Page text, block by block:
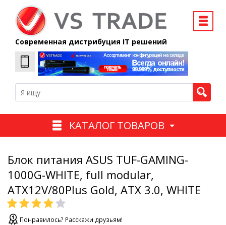
Современная дистрибуция IT решений
КАТАЛОГ ТОВАРОВ
Блок питания ASUS TUF-GAMING-
1000G-WHITE, full modular,
ATX12V/80Plus Gold, ATX 3.0, WHITE
Понравилось? Расскажи друзьям!